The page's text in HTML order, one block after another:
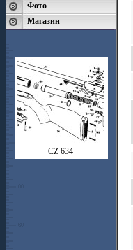
Фото
Магазин
CZ 634